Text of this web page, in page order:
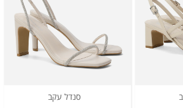
סנדל עקב